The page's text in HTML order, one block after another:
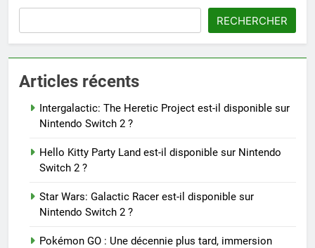
RECHERCHER
Articles récents
Intergalactic: The Heretic Project est-il disponible sur
Nintendo Switch 2 ?
Hello Kitty Party Land est-il disponible sur Nintendo
Switch 2 ?
Star Wars: Galactic Racer est-il disponible sur
Nintendo Switch 2 ?
Pokémon GO : Une décennie plus tard, immersion